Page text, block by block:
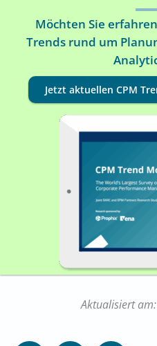
Möchten Sie
Trends rund um
Jetzt aktuellen CPM
Aktualisiert